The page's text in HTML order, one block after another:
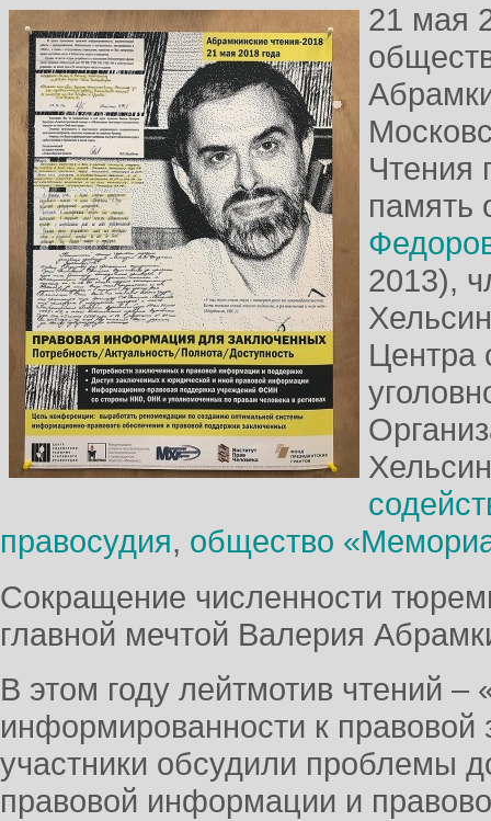
21 мая
Чтения
память
2013),
Центра
правосудия, общество
Сокращение численности
главной мечтой Валерия
В этом году лейтмотив чтений –
информированности к
участники обсудили проблемы
правовой информации и